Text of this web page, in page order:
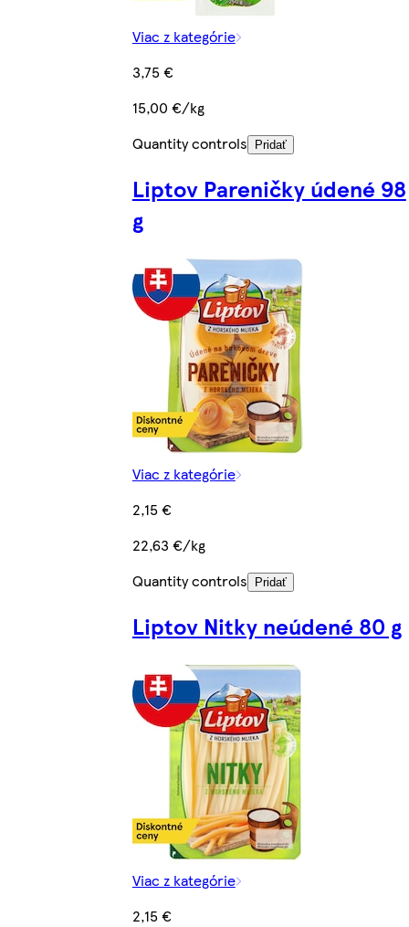
Viac z kategórie
3,75 €
15,00 €/kg
Quantity controls
Pridať
Liptov Pareničky údené 98
g
Viac z kategórie
2,15 €
22,63 €/kg
Quantity controls
Pridať
Liptov Nitky neúdené 80 g
Viac z kategórie
2,15 €